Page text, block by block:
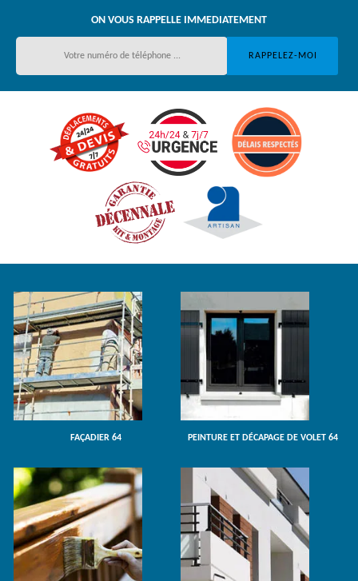
ON VOUS RAPPELLE IMMEDIATEMENT
FAÇADIER 64 PEINTURE ET DÉCAPAGE DE VOLET 64